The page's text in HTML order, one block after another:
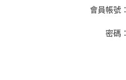
會員帳號：
密碼：